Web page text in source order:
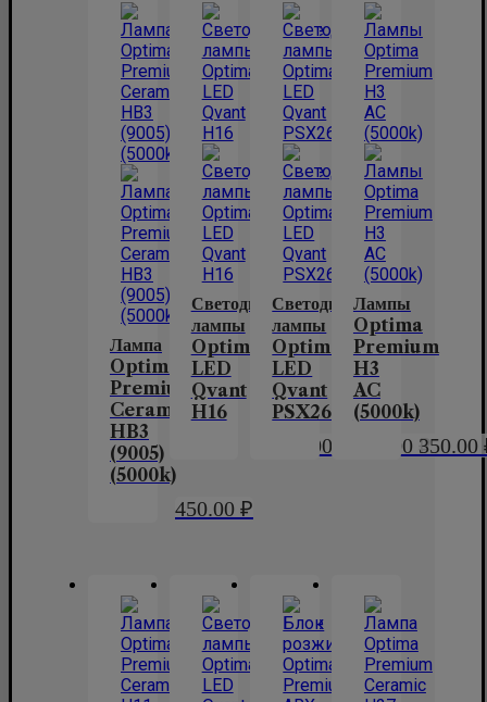
Лампа
Optima
Premium
Ceramic
HB3
(9005)
(5000k)
450.00 ₽
Светодиодные
лампы
Optima
LED
Qvant
H16
2,900.00
Светодиодные
лампы
Optima
LED
Qvant
PSX26
2,900.00 ₽
Лампы
Optima
Premium
H3
AC
(5000k)
350.00